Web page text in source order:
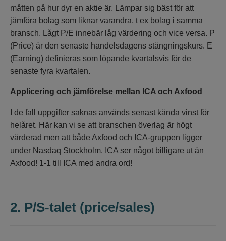
måtten på hur dyr en aktie är. Lämpar sig bäst för att
jämföra bolag som liknar varandra, t ex bolag i samma
bransch. Lågt P/E innebär låg värdering och vice versa. P
(Price) är den senaste handelsdagens stängningskurs. E
(Earning) definieras som löpande kvartalsvis för de
senaste fyra kvartalen.
Applicering och jämförelse mellan ICA och Axfood
I de fall uppgifter saknas används senast kända vinst för
helåret. Här kan vi se att branschen överlag är högt
värderad men att både Axfood och ICA-gruppen ligger
under Nasdaq Stockholm. ICA ser något billigare ut än
Axfood! 1-1 till ICA med andra ord!
2. P/S-talet (price/sales)